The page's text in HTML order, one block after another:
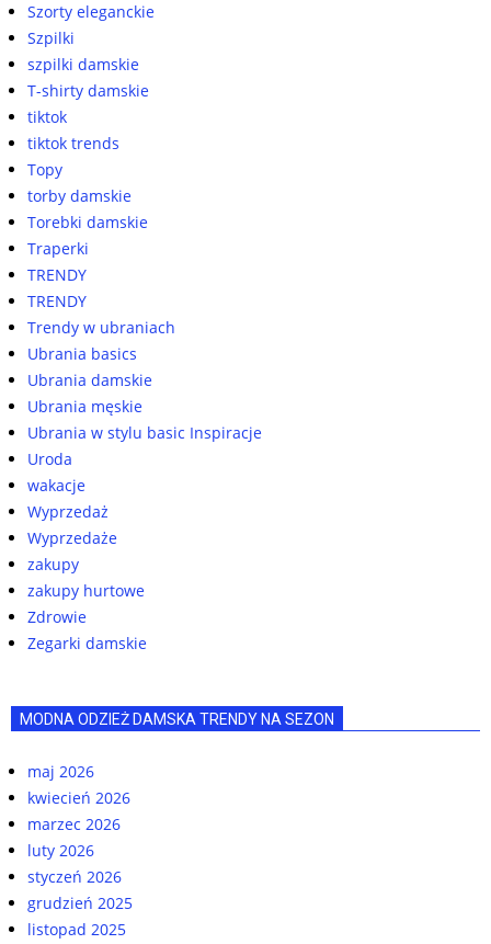
Szorty eleganckie
Szpilki
szpilki damskie
T-shirty damskie
tiktok
tiktok trends
Topy
torby damskie
Torebki damskie
Traperki
TRENDY
TRENDY
Trendy w ubraniach
Ubrania basics
Ubrania damskie
Ubrania męskie
Ubrania w stylu basic Inspiracje
Uroda
wakacje
Wyprzedaż
Wyprzedaże
zakupy
zakupy hurtowe
Zdrowie
Zegarki damskie
MODNA ODZIEŻ DAMSKA TRENDY NA SEZON
maj 2026
kwiecień 2026
marzec 2026
luty 2026
styczeń 2026
grudzień 2025
listopad 2025